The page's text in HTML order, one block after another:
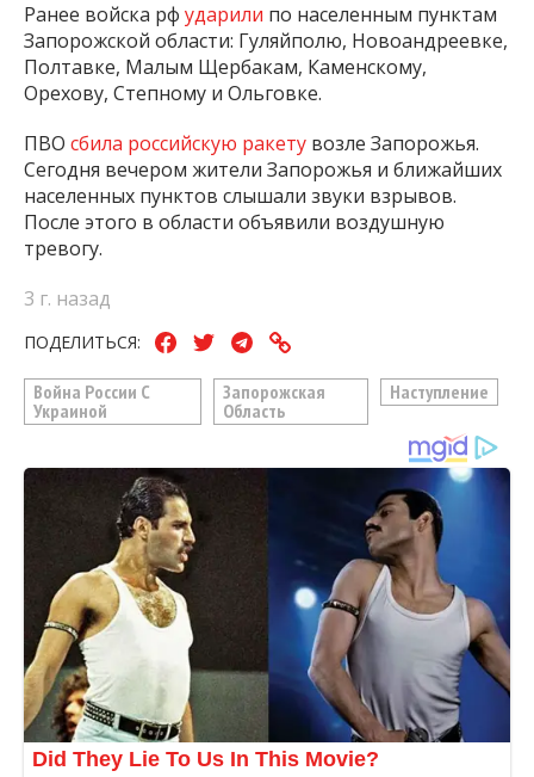
Ранее войска рф ударили по населенным пунктам
Запорожской области: Гуляйполю, Новоандреевке,
Полтавке, Малым Щербакам, Каменскому,
Орехову, Степному и Ольговке.
ПВО сбила российскую ракету возле Запорожья.
Сегодня вечером жители Запорожья и ближайших
населенных пунктов слышали звуки взрывов.
После этого в области объявили воздушную
тревогу.
3 г. назад
ПОДЕЛИТЬСЯ:
Война России С
Украиной
Запорожская
Область
Наступление